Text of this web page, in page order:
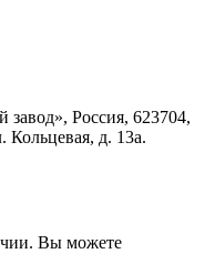
Россия, 623704,
Кольцевая, д. 13а.
Вы можете